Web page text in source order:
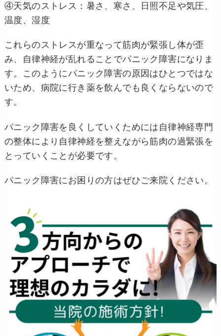
④天気のストレス：暑さ、寒さ、日照不足や気圧、
温度、湿度
これらのストレスが重なって筋肉が緊張し体が歪
み、自律神経が乱れることでパニック障害になりま
す。このようにパニック障害の原因はひとつではな
いため、病院に行き薬を飲んでも良くならないので
す。
パニック障害を良くしていくためには自律神経専門
の整体により自律神経を整えながら筋肉の過緊張を
とっていくことが必要です。
パニック障害にお困りの方はぜひご来院ください。